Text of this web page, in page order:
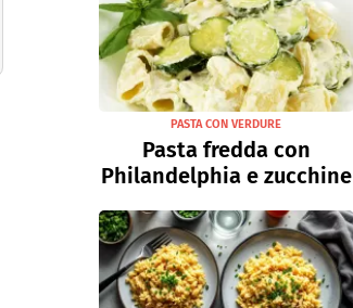
PASTA CON VERDURE
Pasta fredda con
Philandelphia e zucchine